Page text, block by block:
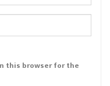
this browser for the